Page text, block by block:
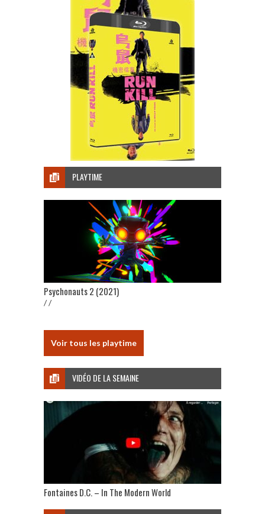
PLAYTIME
Psychonauts 2 (2021)
/ /
Voir tous les playtime
VIDÉO DE LA SEMAINE
Fontaines D.C. – In The Modern World